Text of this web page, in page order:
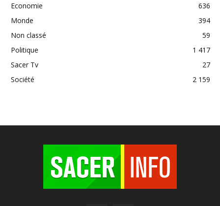
Economie
636
Monde
394
Non classé
59
Politique
1 417
Sacer Tv
27
Société
2 159